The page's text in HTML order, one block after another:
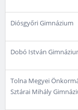
Diósgyőri Gimnázium
Dobó István
Tolna Megyei
Sztárai Mihály